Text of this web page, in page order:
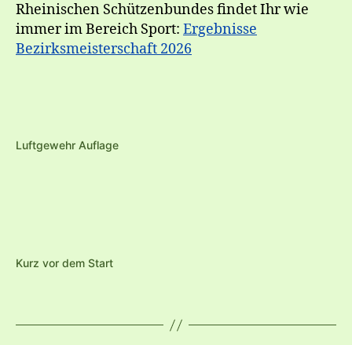
Rheinischen Schützenbundes findet Ihr wie
immer im Bereich Sport: Ergebnisse
Bezirksmeisterschaft 2026
Luftgewehr Auflage
Kurz vor dem Start